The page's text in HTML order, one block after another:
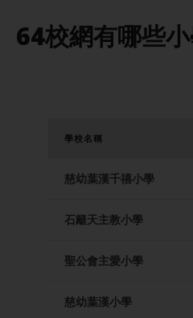
64校網有哪些小
學校名稱
慈幼葉漢千禧小學
石籬天主教小學
聖公會主愛小學
慈幼葉漢小學